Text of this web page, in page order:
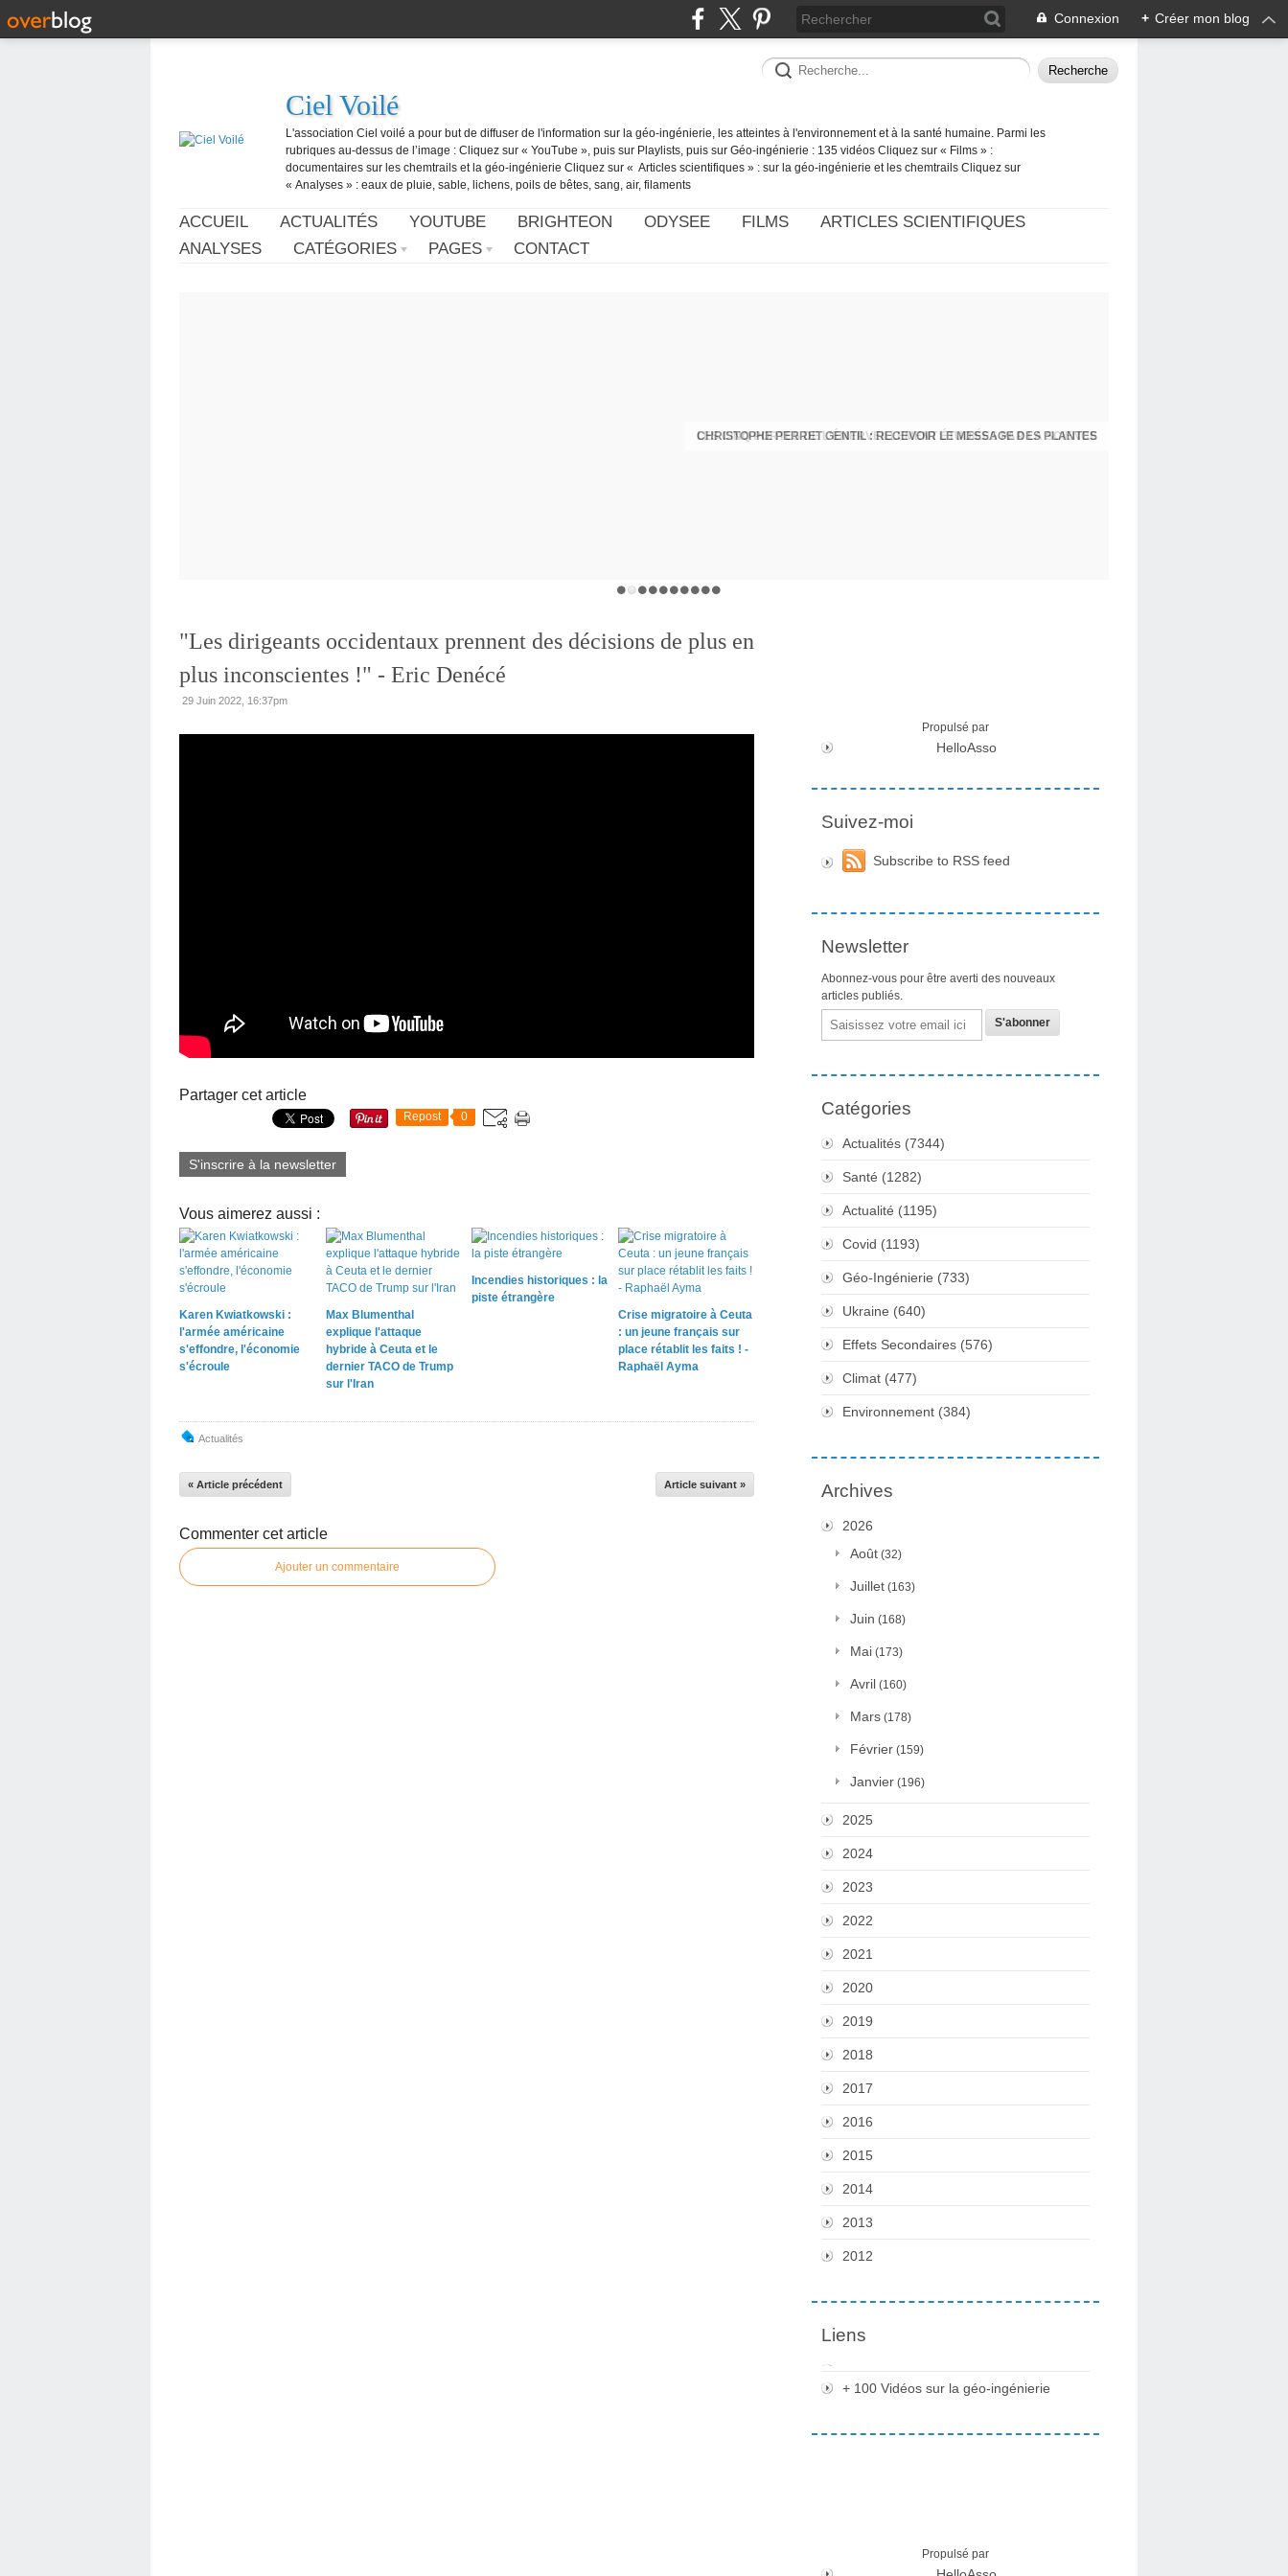
Connexion + Créer mon blog
Ciel Voilé
L'association Ciel voilé a pour but de diffuser de l'information sur la géo-ingénierie, les atteintes à l'environnement et à la santé humaine. Parmi les
rubriques au-dessus de l’image : Cliquez sur « YouTube », puis sur Playlists, puis sur Géo-ingénierie : 135 vidéos Cliquez sur « Films » :
documentaires sur les chemtrails et la géo-ingénierie Cliquez sur « Articles scientifiques » : sur la géo-ingénierie et les chemtrails Cliquez sur
« Analyses » : eaux de pluie, sable, lichens, poils de bêtes, sang, air, filaments
ACCUEIL ACTUALITÉS YOUTUBE BRIGHTEON ODYSEE FILMS
ARTICLES SCIENTIFIQUES
ANALYSES
CATÉGORIES PAGES CONTACT
CHRISTOPHE PERRET GENTIL : RECEVOIR LE MESSAGE DES PLANTES
"Les dirigeants occidentaux prennent des décisions de plus en
plus inconscientes !" - Eric Denécé
29 Juin 2022, 16:37pm
Partager cet article
Repost 0
S'inscrire à la newsletter
Vous aimerez aussi :
Karen Kwiatkowski :
l'armée américaine
s'effondre, l'économie
s'écroule
Max Blumenthal
explique l'attaque
hybride à Ceuta et le
dernier TACO de Trump
sur l'Iran
Incendies historiques : la
piste étrangère
Crise migratoire à Ceuta
: un jeune français sur
place rétablit les faits ! -
Raphaël Ayma
Actualités
« Article précédent Article suivant »
Commenter cet article
Ajouter un commentaire
Propulsé par
HelloAsso
Suivez-moi
Subscribe to RSS feed
Newsletter
Abonnez-vous pour être averti des nouveaux
articles publiés.
Email
Catégories
Actualités (7344)
Santé (1282)
Actualité (1195)
Covid (1193)
Géo-Ingénierie (733)
Ukraine (640)
Effets Secondaires (576)
Climat (477)
Environnement (384)
Archives
2026
Août (32)
Juillet (163)
Juin (168)
Mai (173)
Avril (160)
Mars (178)
Février (159)
Janvier (196)
2025
2024
2023
2022
2021
2020
2019
2018
2017
2016
2015
2014
2013
2012
Liens
+ 100 Vidéos sur la géo-ingénierie
Propulsé par